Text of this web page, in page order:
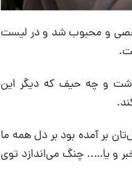
شخصی و محبوب شد و در لیست
« پرونده باز است » نام داشت و چه حیف که دیگر این
بر آمده بود بر دل همه ما
و یا….. چنگ می‌اندازد توی